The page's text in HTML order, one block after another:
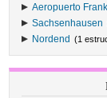
Aeropuerto
Sachsenhausen
Nordend (1